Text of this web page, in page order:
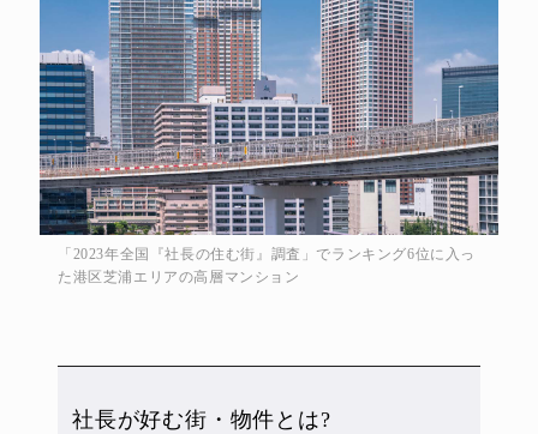
「2023年全国『社長の住む街』調査」でランキング6位に入っ
た港区芝浦エリアの高層マンション
社長が好む街・物件とは?